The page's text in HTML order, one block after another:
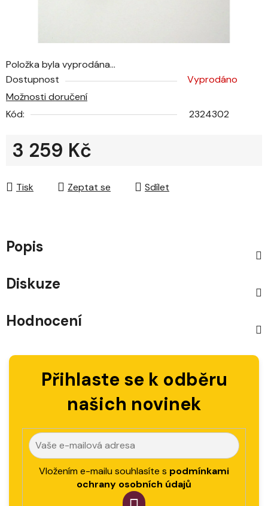
Položka byla vyprodána…
Dostupnost
Vyprodáno
Možnosti doručení
Kód:
2324302
3 259 Kč
Tisk
Zeptat se Sdílet
Popis
Diskuze
Hodnocení
Přihlaste se k odběru
našich novinek
Vložením e-mailu souhlasíte s podmínkami
ochrany osobních údajů